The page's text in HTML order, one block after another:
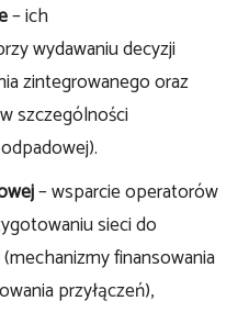
– ich
wydawaniu decyzji
zintegrowanego oraz
szczególności
– wsparcie operatorów
sieci do
finansowania
przyłączeń),